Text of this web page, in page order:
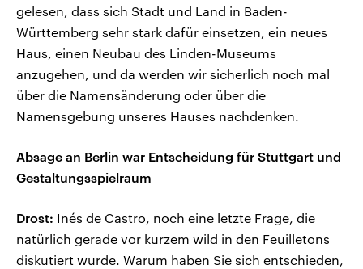
gelesen, dass sich Stadt und Land in Baden-
Württemberg sehr stark dafür einsetzen, ein neues
Haus, einen Neubau des Linden-Museums
anzugehen, und da werden wir sicherlich noch mal
über die Namensänderung oder über die
Namensgebung unseres Hauses nachdenken.
Absage an Berlin war Entscheidung für Stuttgart und
Gestaltungsspielraum
Drost: Inés de Castro, noch eine letzte Frage, die
natürlich gerade vor kurzem wild in den Feuilletons
diskutiert wurde. Warum haben Sie sich entschieden,